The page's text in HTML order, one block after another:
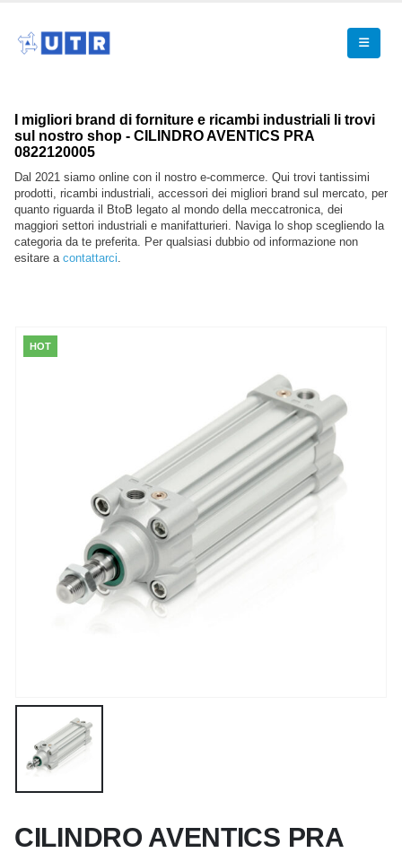
I migliori brand di forniture e ricambi industriali li trovi
sul nostro shop - CILINDRO AVENTICS PRA
0822120005
Dal 2021 siamo online con il nostro e-commerce. Qui trovi tantissimi
prodotti, ricambi industriali, accessori dei migliori brand sul mercato, per
quanto riguarda il BtoB legato al mondo della meccatronica, dei
maggiori settori industriali e manifatturieri. Naviga lo shop scegliendo la
categoria da te preferita. Per qualsiasi dubbio od informazione non
esitare a contattarci.
HOT
CILINDRO AVENTICS PRA